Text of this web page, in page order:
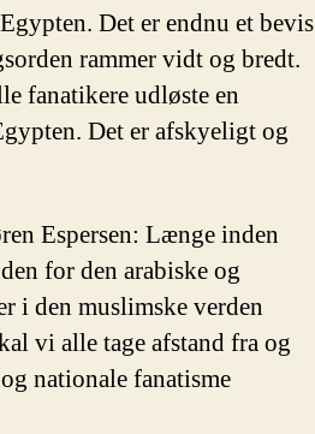
Det er endnu et bevis
rammer vidt og bredt.
fanatikere udløste en
Det er afskyeligt og
Espersen: Længe inden
for den arabiske og
i den muslimske verden
vi alle tage afstand fra og
nationale fanatisme